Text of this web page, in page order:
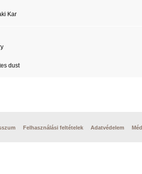
Kar
dust
Felhasználási feltételek Adatvédelem